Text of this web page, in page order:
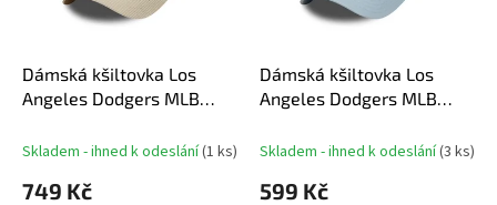
Dámská kšiltovka Los
Angeles Dodgers MLB
Skladem - ihned k odeslání(1 ks)
749 Kč
Dámská kšiltovka Los
Angeles Dodgers MLB
Skladem - ihned k odeslání(3 ks)
599 Kč